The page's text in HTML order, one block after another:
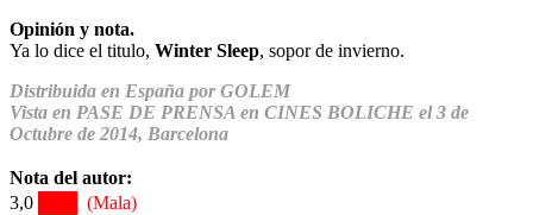
Opinión y nota.
Ya lo dice el titulo, Winter Sleep, sopor de invierno.
Distribuida en España por GOLEM
Vista en PASE DE PRENSA en CINES BOLICHE el 3 de
Octubre de 2014, Barcelona
Nota del autor:
3,0
(Mala)